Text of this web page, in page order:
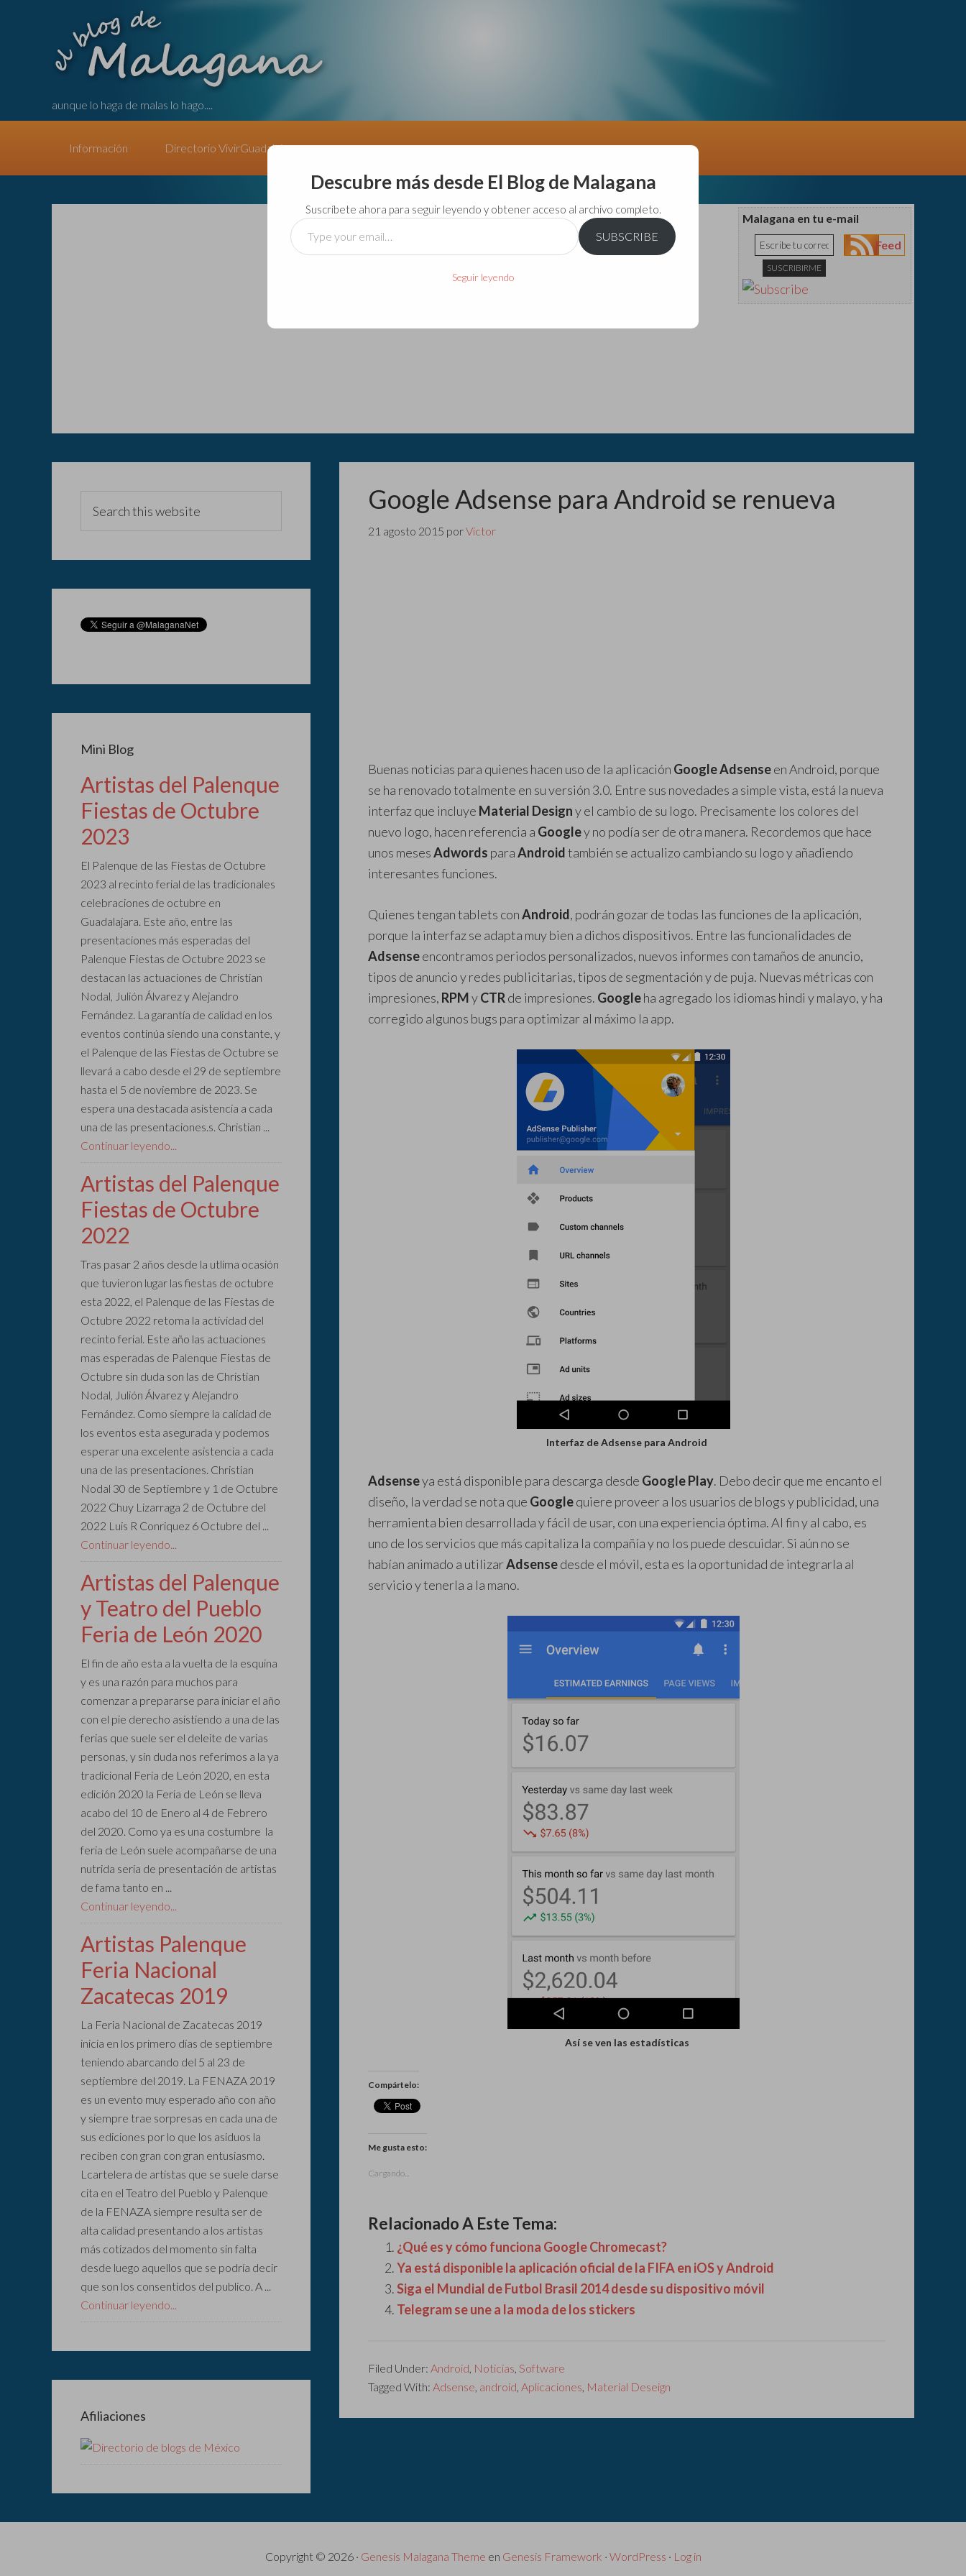
aunque lo haga de malas lo hago....
Información Directorio VivirGuadalajara
Malagana en tu e-mail
Feed
Google Adsense para Android se renueva
21 agosto 2015 porVictor
Buenas noticias para quienes hacen uso de la aplicación Google Adsenseen Android, porque
se ha renovado totalmente en su versión 3.0. Entre sus novedades a simple vista, está la nueva
interfaz que incluye Material Designy el cambio de su logo. Precisamente los colores del
nuevo logo, hacen referencia a Googley no podía ser de otra manera. Recordemos que hace
unos mesesAdwords paraAndroidtambién se actualizo cambiando su logo y añadiendo
interesantes funciones.
Quienes tengan tablets conAndroid, podrán gozar de todas las funciones de la aplicación,
porque la interfaz se adapta muy bien a dichos dispositivos. Entre las funcionalidades de
Adsenseencontramos periodos personalizados, nuevos informes con tamaños de anuncio,
tipos de anuncio y redes publicitarias, tipos de segmentación y de puja. Nuevas métricas con
impresiones, RPMyCTRde impresiones. Googleha agregado los idiomas hindi y malayo, y ha
corregido algunos bugs para optimizar al máximo la app.
Interfaz de Adsense para Android
Adsenseya está disponible para descarga desde Google Play. Debo decir que me encanto el
diseño, la verdad se nota que Googlequiere proveer a los usuarios de blogs y publicidad, una
herramienta bien desarrollada y fácil de usar, con una experiencia óptima. Al fin y al cabo, es
uno de los servicios que más capitaliza la compañía y no los puede descuidar. Si aún no se
habían animado a utilizarAdsensedesde el móvil, esta es la oportunidad de integrarla al
servicio y tenerla a la mano.
Así se ven las estadísticas
Compártelo:
Me gusta esto:
Cargando...
Relacionado A Este Tema:
¿Qué es y cómo funciona Google Chromecast?
Ya está disponible la aplicación oficial de la FIFA en iOS y Android
Siga el Mundial de Futbol Brasil 2014 desde su dispositivo móvil
Telegram se une a la moda de los stickers
Filed Under: Android Noticias Software
Tagged With: Adsense android Aplicaciones Material Deseign
Mini Blog
Artistas del Palenque
Fiestas de Octubre
2023
El Palenque de las Fiestas de Octubre
2023 al recinto ferial de las tradicionales
celebraciones de octubre en
Guadalajara. Este año, entre las
presentaciones más esperadas del
Palenque Fiestas de Octubre 2023 se
destacan las actuaciones de Christian
Nodal, Julión Álvarez y Alejandro
Fernández. La garantía de calidad en los
eventos continúa siendo una constante, y
el Palenque de las Fiestas de Octubre se
llevará a cabo desde el 29 de septiembre
hasta el 5 de noviembre de 2023. Se
espera una destacada asistencia a cada
una de las presentaciones.s. Christian ...
Continuar leyendo...
Artistas del Palenque
Fiestas de Octubre
2022
Tras pasar 2 años desde la utlima ocasión
que tuvieron lugar las fiestas de octubre
esta 2022, el Palenque de las Fiestas de
Octubre 2022 retoma la actividad del
recinto ferial. Este año las actuaciones
mas esperadas de Palenque Fiestas de
Octubre sin duda son las de Christian
Nodal, Julión Álvarez y Alejandro
Fernández. Como siempre la calidad de
los eventos esta asegurada y podemos
esperar una excelente asistencia a cada
una de las presentaciones. Christian
Nodal 30 de Septiembre y 1 de Octubre
2022 Chuy Lizarraga 2 de Octubre del
2022 Luis R Conriquez 6 Octubre del ...
Continuar leyendo...
Artistas del Palenque
y Teatro del Pueblo
Feria de León 2020
El fin de año esta a la vuelta de la esquina
y es una razón para muchos para
comenzar a prepararse para iniciar el año
con el pie derecho asistiendo a una de las
ferias que suele ser el deleite de varias
personas, y sin duda nos referimos a la ya
tradicional Feria de León 2020, en esta
edición 2020 la Feria de León se lleva
acabo del 10 de Enero al 4 de Febrero
del 2020. Como ya es una costumbre la
feria de León suele acompañarse de una
nutrida seria de presentación de artistas
de fama tanto en ...
Continuar leyendo...
Artistas Palenque
Feria Nacional
Zacatecas 2019
La Feria Nacional de Zacatecas 2019
inicia en los primero días de septiembre
teniendo abarcando del 5 al 23 de
septiembre del 2019. La FENAZA 2019
es un evento muy esperado año con año
y siempre trae sorpresas en cada una de
sus ediciones por lo que los asiduos la
reciben con gran con gran entusiasmo.
Lcartelera de artistas que se suele darse
cita en el Teatro del Pueblo y Palenque
de la FENAZA siempre resulta ser de
alta calidad presentando a los artistas
más cotizados del momento sin falta
desde luego aquellos que se podría decir
que son los consentidos del publico. A ...
Continuar leyendo...
Afiliaciones
Copyright © 2026 · Genesis Malagana Theme en Genesis Framework · WordPress · Log in
Descubre más desde El Blog de Malagana
Suscríbete ahora para seguir leyendo y obtener acceso al archivo completo.
Type
your
SUBSCRIBE
Seguir leyendo